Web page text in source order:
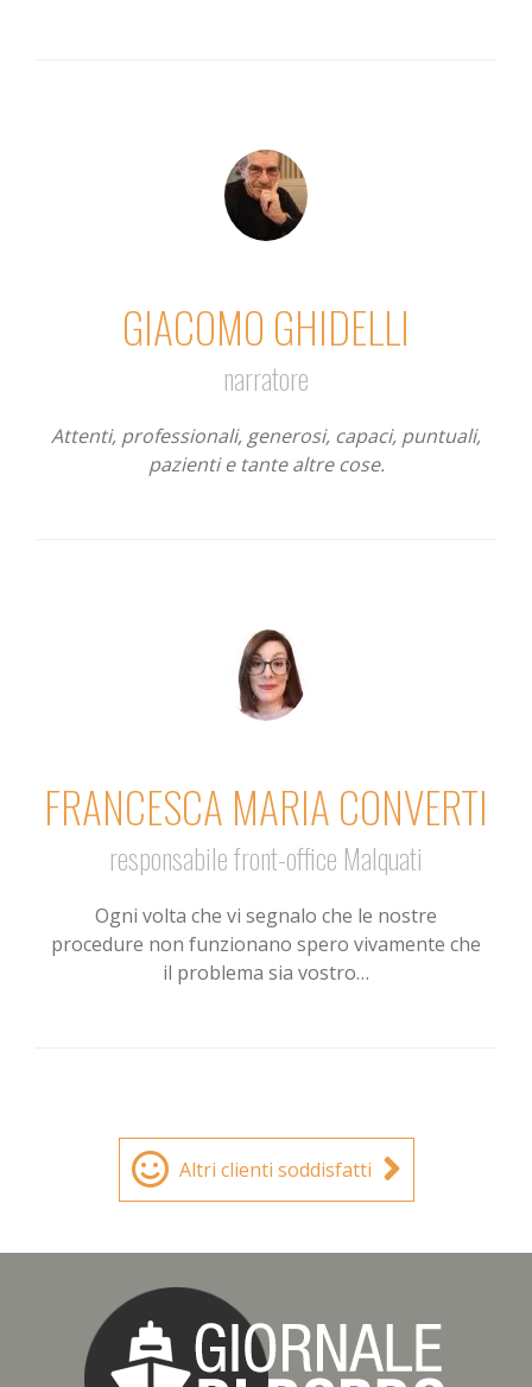
GIACOMO GHIDELLI
narratore
Attenti, professionali, generosi, capaci, puntuali,
pazienti e tante altre cose.
FRANCESCA MARIA CONVERTI
responsabile front-office Malquati
Ogni volta che vi segnalo che le nostre
procedure non funzionano spero vivamente che
il problema sia vostro…
Altri clienti soddisfatti